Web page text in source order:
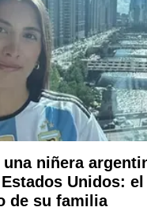
una niñera
Unidos:
de su familia